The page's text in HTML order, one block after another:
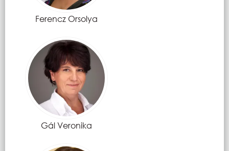
Ferencz Orsolya
Gál Veronika